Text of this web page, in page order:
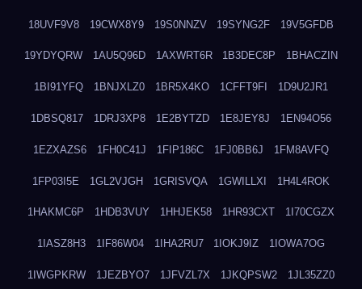
18UVF9V8 19CWX8Y9 19S0NNZV 19SYNG2F 19V5GFDB
19YDYQRW 1AU5Q96D 1AXWRT6R 1B3DEC8P 1BHACZIN
1BI91YFQ 1BNJXLZ0 1BR5X4KO 1CFFT9FI 1D9U2JR1
1DBSQ817 1DRJ3XP8 1E2BYTZD 1E8JEY8J 1EN94O56
1EZXAZS6 1FH0C41J 1FIP186C 1FJ0BB6J 1FM8AVFQ
1FP03I5E 1GL2VJGH 1GRISVQA 1GWILLXI 1H4L4ROK
1HAKMC6P 1HDB3VUY 1HHJEK58 1HR93CXT 1I70CGZX
1IASZ8H3 1IF86W04 1IHA2RU7 1IOKJ9IZ 1IOWA7OG
1IWGPKRW 1JEZBYO7 1JFVZL7X 1JKQPSW2 1JL35ZZ0